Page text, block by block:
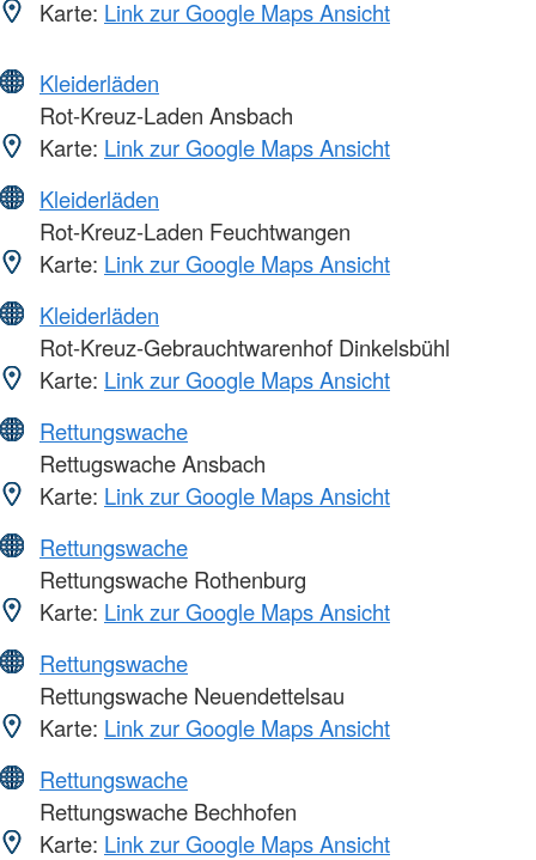
Karte: Link zur Google Maps Ansicht
Kleiderläden
Rot-Kreuz-Laden Ansbach
Karte: Link zur Google Maps Ansicht
Kleiderläden
Rot-Kreuz-Laden Feuchtwangen
Karte: Link zur Google Maps Ansicht
Kleiderläden
Rot-Kreuz-Gebrauchtwarenhof Dinkelsbühl
Karte: Link zur Google Maps Ansicht
Rettungswache
Rettugswache Ansbach
Karte: Link zur Google Maps Ansicht
Rettungswache
Rettungswache Rothenburg
Karte: Link zur Google Maps Ansicht
Rettungswache
Rettungswache Neuendettelsau
Karte: Link zur Google Maps Ansicht
Rettungswache
Rettungswache Bechhofen
Karte: Link zur Google Maps Ansicht